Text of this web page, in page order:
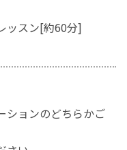
ッスン[約60分]
ションのどちらかご